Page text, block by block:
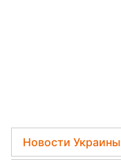
Новости Украины